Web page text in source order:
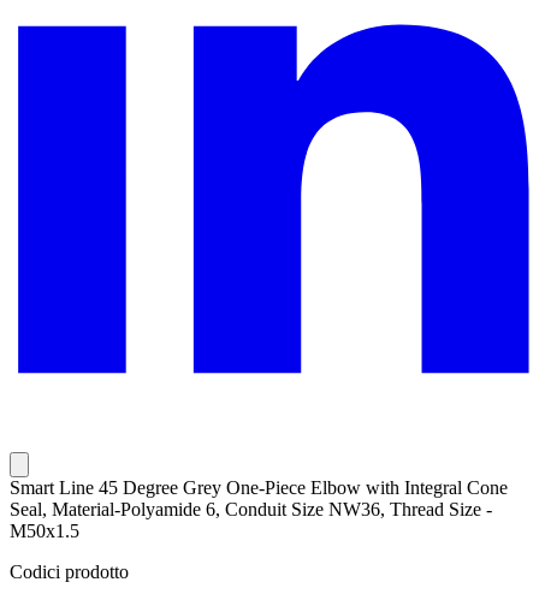
Smart Line 45 Degree Grey One-Piece Elbow with Integral Cone
Seal, Material-Polyamide 6, Conduit Size NW36, Thread Size -
M50x1.5
Codici prodotto